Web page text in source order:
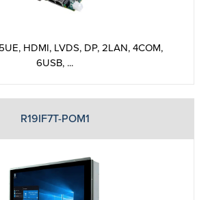
HDMI, LVDS, DP, 2LAN, 4COM,
6USB, ...
R19IF7T-POM1